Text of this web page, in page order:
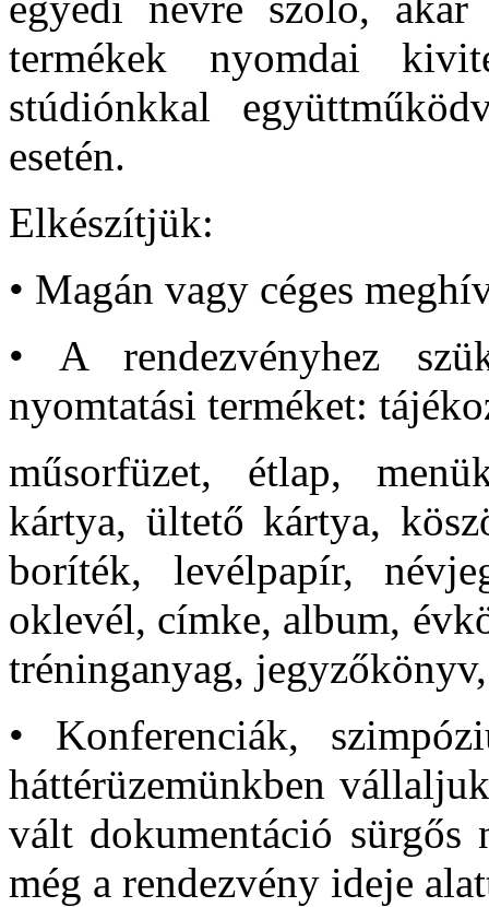
termékek nyomdai
stúdiónkkal
esetén.
Elkészítjük:
• Magán vagy céges
• A rendezvényhez
nyomtatási terméket:
műsorfüzet, étlap,
kártya, ültető kártya,
boríték, levélpapír,
oklevél, címke, album,
tréninganyag,
• Konferenciák,
háttérüzemünkben
vált dokumentáció sürgős
még a rendezvény ideje